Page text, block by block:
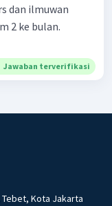
dan ilmuwan
2 ke bulan.
Jawaban terverifikasi
Tebet, Kota Jakarta